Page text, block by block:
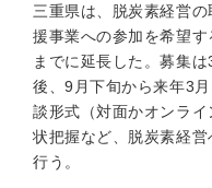
三重県は、脱炭素経営
援事業への参加を希望
までに延長した。募集
後、9月下旬から来年3
談形式（対面かオンラ
状把握など、脱炭素経
行う。